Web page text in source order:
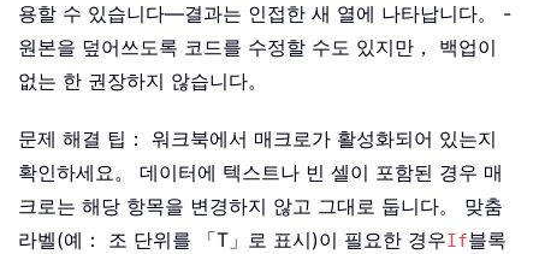
용할 수 있습니다—결과는 인접한 새 열에 나타납니다。 -
원본을 덮어쓰도록 코드를 수정할 수도 있지만， 백업이
없는 한 권장하지 않습니다。
문제 해결 팁： 워크북에서 매크로가 활성화되어 있는지
확인하세요。 데이터에 텍스트나 빈 셀이 포함된 경우 매
크로는 해당 항목을 변경하지 않고 그대로 둡니다。 맞춤
라벨(예： 조 단위를 「T」로 표시)이 필요한 경우If블록